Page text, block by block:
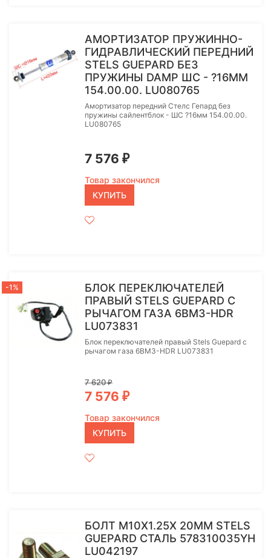
АМОРТИЗАТОР ПРУЖИННО-
ГИДРАВЛИЧЕСКИЙ ПЕРЕДНИЙ
STELS GUEPARD БЕЗ
ПРУЖИНЫ DAMP ШС - ?16ММ
154.00.00. LU080765
Амортизатор передний Стелс Гепард без
пружины сайлентблок - ШС ?16мм 154.00.00.
LU080765
7 576 ₽
Товар закончился
КУПИТЬ
-1%
БЛОК ПЕРЕКЛЮЧАТЕЛЕЙ
ПРАВЫЙ STELS GUEPARD С
РЫЧАГОМ ГАЗА 6BM3-HDR
LU073831
Блок переключателей правый Stels Guepard с
рычагом газа 6BM3-HDR LU073831
7 620₽
7 576 ₽
Товар закончился
КУПИТЬ
БОЛТ M10Х1.25Х 20ММ STELS
GUEPARD СТАЛЬ 578310035YH
LU042197